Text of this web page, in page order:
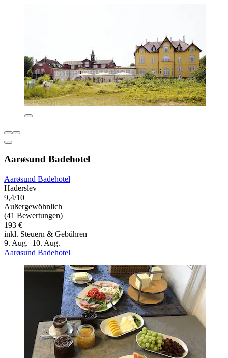
Aarøsund Badehotel
Aarøsund Badehotel
Haderslev
9,4/10
Außergewöhnlich
(41 Bewertungen)
193 €
inkl. Steuern & Gebühren
9. Aug.–10. Aug.
Aarøsund Badehotel